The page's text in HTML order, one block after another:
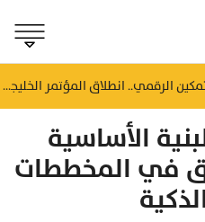
منذ ساعة لرفع الإنتاجية والتمكين الرقمي.. انطلاق المؤتمر الخليجي للكوادر البشرية بصلالة
الأساسية
في المخططات